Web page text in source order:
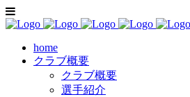
home
クラブ概要
クラブ概要
選手紹介